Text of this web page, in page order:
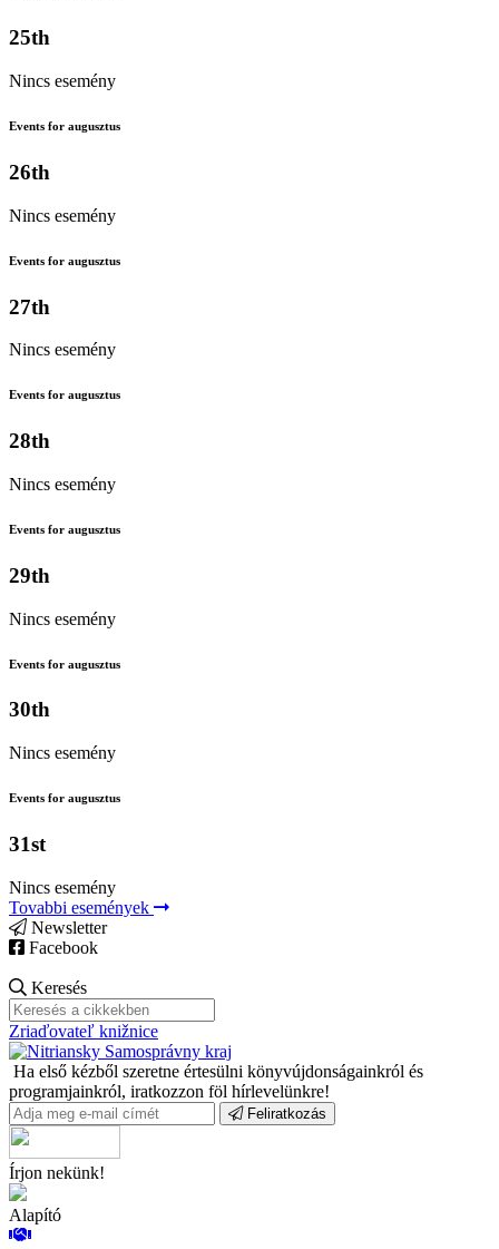
25th
Nincs esemény
Events for augusztus
26th
Nincs esemény
Events for augusztus
27th
Nincs esemény
Events for augusztus
28th
Nincs esemény
Events for augusztus
29th
Nincs esemény
Events for augusztus
30th
Nincs esemény
Events for augusztus
31st
Nincs esemény
Tovabbi események
Newsletter
Facebook
Keresés
Zriaďovateľ knižnice
Ha első kézből szeretne értesülni könyvújdonságainkról és
programjainkról, iratkozzon föl hírlevelünkre!
Feliratkozás
Írjon nekünk!
Alapító